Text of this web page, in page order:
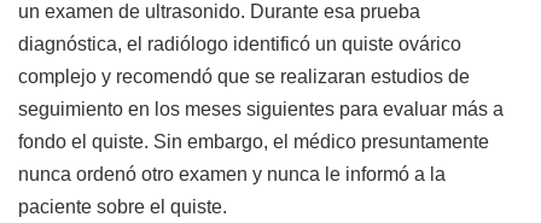
un examen de ultrasonido. Durante esa prueba
diagnóstica, el radiólogo identificó un quiste ovárico
complejo y recomendó que se realizaran estudios de
seguimiento en los meses siguientes para evaluar más a
fondo el quiste. Sin embargo, el médico presuntamente
nunca ordenó otro examen y nunca le informó a la
paciente sobre el quiste.